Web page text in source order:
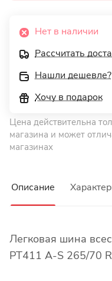
Нет в наличии
Рассчитать
Нашли дешевле?
Хочу в подарок
Цена действительна
магазина и может
магазинах
Описание
Легковая шина
PT411 A-S 265/70